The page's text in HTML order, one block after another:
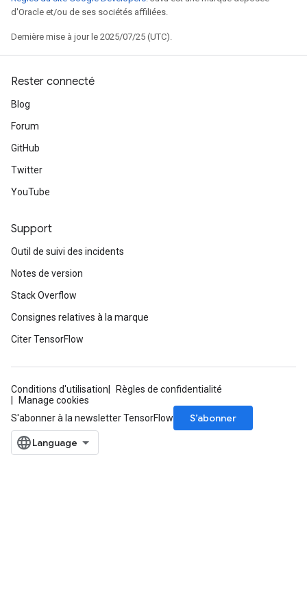
d'Oracle et/ou de ses sociétés affiliées.
Dernière mise à jour le 2025/07/25 (UTC).
Rester connecté
Blog
Forum
GitHub
Twitter
YouTube
Support
Outil de suivi des incidents
Notes de version
Stack Overflow
Consignes relatives à la marque
Citer TensorFlow
Conditions d'utilisation
Règles de confidentialité
Manage cookies
S'abonner à la newsletter TensorFlow
S’abonner